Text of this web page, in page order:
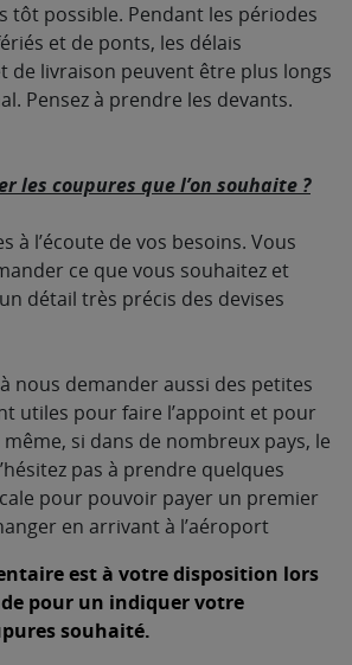
tôt possible. Pendant les périodes
et de ponts, les délais
de livraison peuvent être plus longs
Pensez à prendre les devants.
les coupures que l’on souhaite ?
à l’écoute de vos besoins. Vous
ce que vous souhaitez et
détail très précis des devises
nous demander aussi des petites
utiles pour faire l’appoint et pour
si dans de nombreux pays, le
pas à prendre quelques
pour pouvoir payer un premier
en arrivant à l’aéroport
est à votre disposition lors
pour un indiquer votre
souhaité.